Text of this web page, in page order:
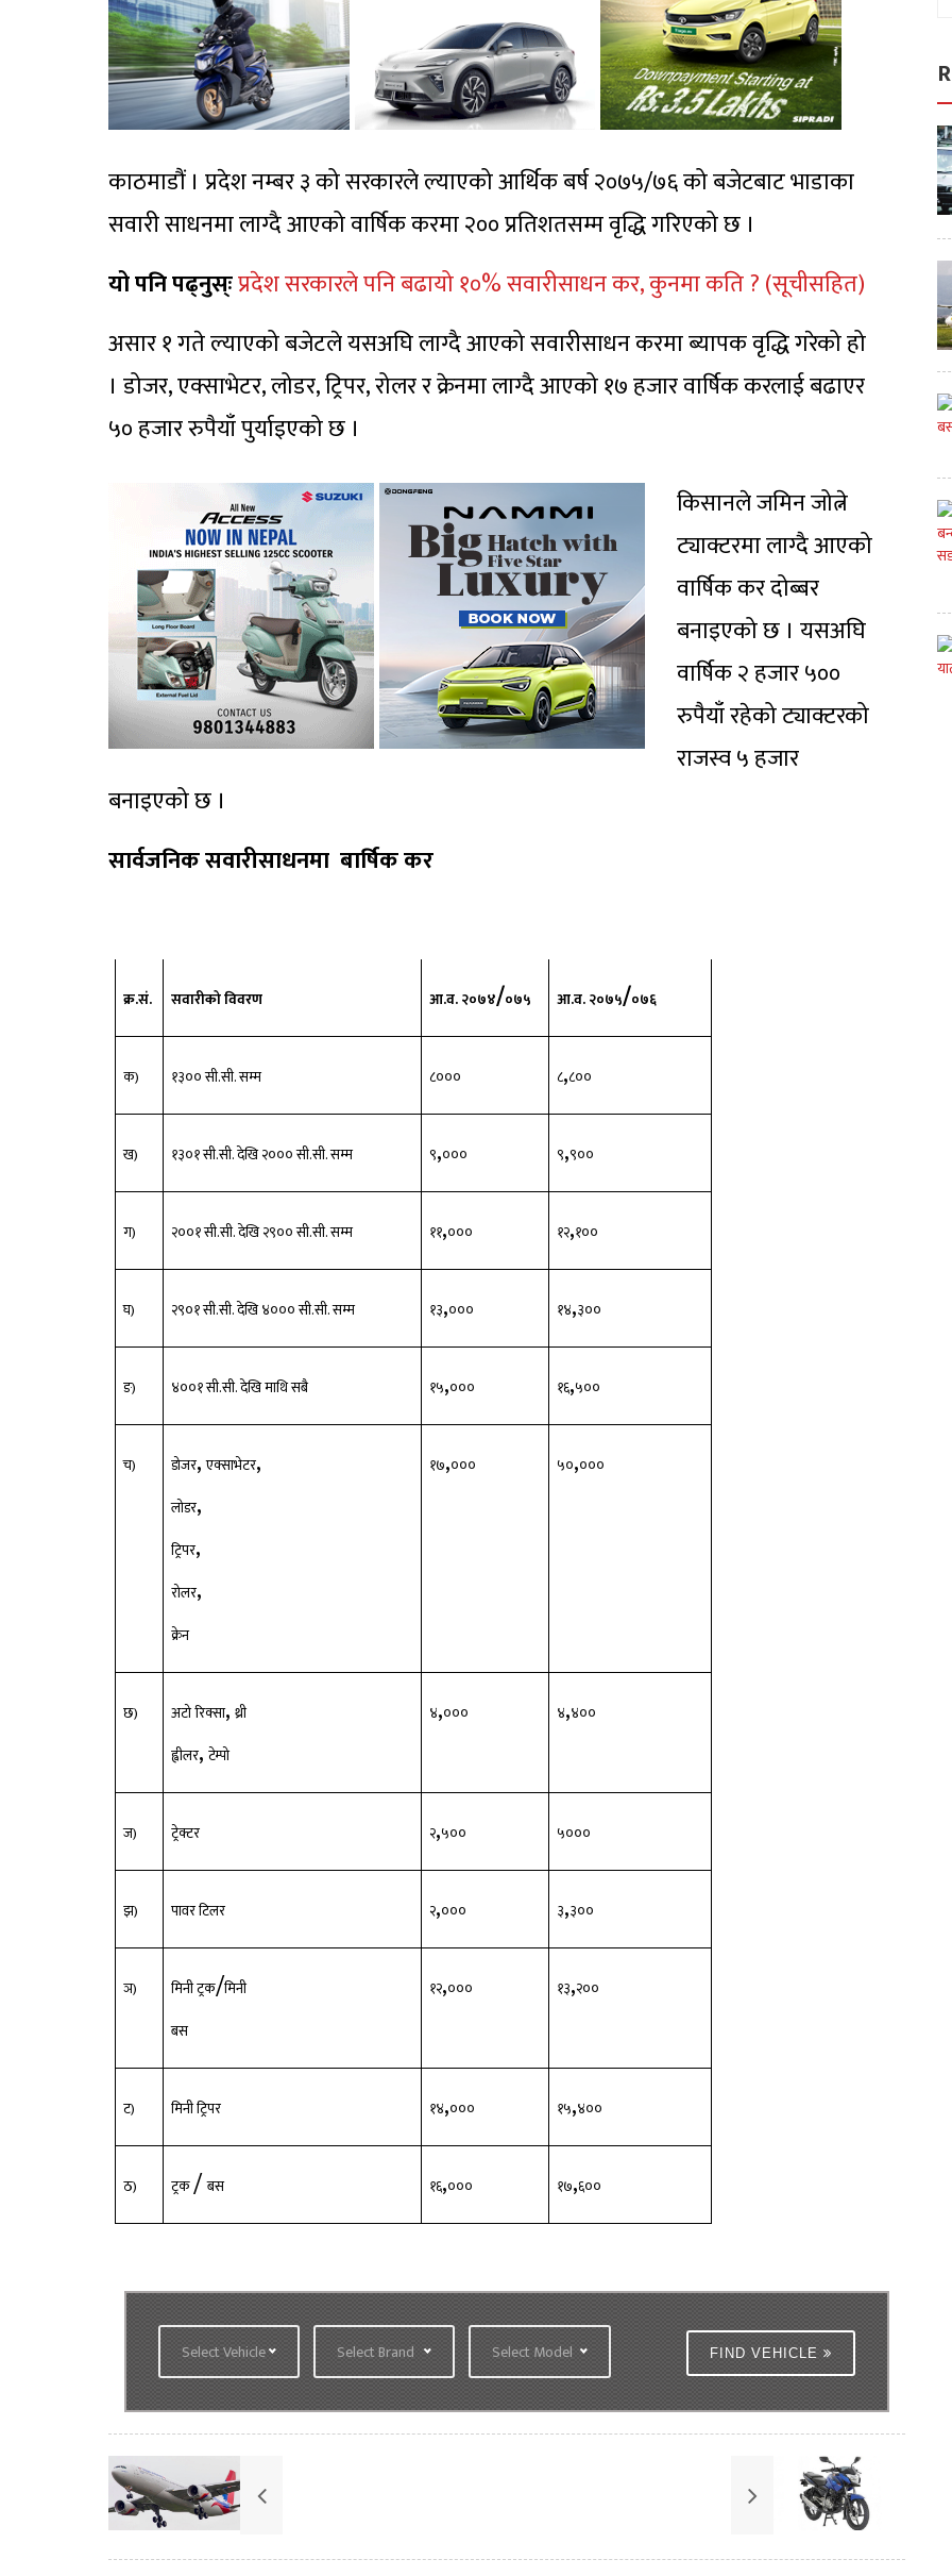
काठमाडौं । प्रदेश नम्बर ३ को सरकारले ल्याएको आर्थिक बर्ष २०७५/७६ को बजेटबाट भाडाका
सवारी साधनमा लाग्दै आएको वार्षिक करमा २०० प्रतिशतसम्म वृद्धि गरिएको छ ।
यो पनि पढ्नुस्ःप्रदेश सरकारले पनि बढायो १०% सवारीसाधन कर, कुनमा कति ? (सूचीसहित)
असार १ गते ल्याएको बजेटले यसअघि लाग्दै आएको सवारीसाधन करमा ब्यापक वृद्धि गरेको हो
। डोजर, एक्साभेटर, लोडर, ट्रिपर, रोलर र क्रेनमा लाग्दै आएको १७ हजार वार्षिक करलाई बढाएर
५० हजार रुपैयाँ पुर्याइएको छ ।
किसानले जमिन जोत्ने
ट्याक्टरमा लाग्दै आएको
वार्षिक कर दोब्बर
बनाइएको छ । यसअघि
वार्षिक २ हजार ५००
रुपैयाँ रहेको ट्याक्टरको
राजस्व ५ हजार
बनाइएको छ ।
सार्वजनिक सवारीसाधनमा बार्षिक कर
क्र.सं. सवारीको विवरण आ.व. २०७४/०७५ आ.व. २०७५/०७६
क) १३०० सी.सी. सम्म ८००० ८,८००
ख) १३०१ सी.सी. देखि २००० सी.सी. सम्म ९,००० ९,९००
ग) २००१ सी.सी. देखि २९०० सी.सी. सम्म ११,००० १२,१००
घ) २९०१ सी.सी. देखि ४००० सी.सी. सम्म १३,००० १४,३००
ङ) ४००१ सी.सी. देखि माथि सबै १५,००० १६,५००
च) डोजर,एक्साभेटर,
लोडर,
ट्रिपर,
रोलर,
क्रेन
१७,००० ५०,०००
छ) अटो रिक्सा,थ्री
ह्वीलर,टेम्पो
४,००० ४,४००
ज) ट्रेक्टर २,५०० ५०००
झ) पावर टिलर २,००० ३,३००
ञ) मिनी ट्रक/मिनी
बस
१२,००० १३,२००
ट) मिनी ट्रिपर १४,००० १५,४००
ठ) ट्रक/बस १६,००० १७,६००
Select Vehicle Select Brand Select Model FIND VEHICLE